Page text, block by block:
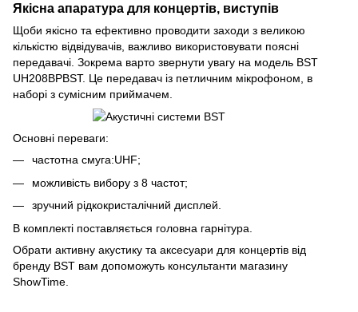
Якісна апаратура для концертів, виступів
Щоби якісно та ефективно проводити заходи з великою
кількістю відвідувачів, важливо використовувати поясні
передавачі. Зокрема варто звернути увагу на модель BST
UH208BPBST. Це передавач із петличним мікрофоном, в
наборі з сумісним приймачем.
Основні переваги:
частотна смуга:UHF;
можливість вибору з 8 частот;
зручний рідкокристалічний дисплей.
В комплекті поставляється головна гарнітура.
Обрати активну акустику та аксесуари для концертів від
бренду BST вам допоможуть консультанти магазину
ShowTime.